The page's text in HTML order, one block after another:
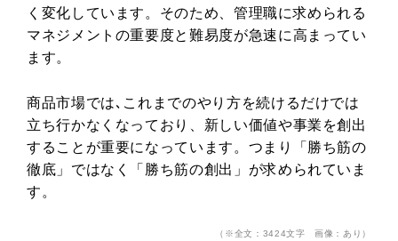
く変化しています。そのため、管理職に求められる
マネジメントの重要度と難易度が急速に高まってい
ます。
商品市場では､これまでのやり方を続けるだけでは
立ち行かなくなっており、新しい価値や事業を創出
することが重要になっています。つまり「勝ち筋の
徹底」ではなく「勝ち筋の創出」が求められていま
す。
（※全文：3424文字 画像：あり）